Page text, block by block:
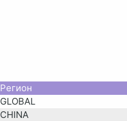
Регион
GLOBAL
CHINA